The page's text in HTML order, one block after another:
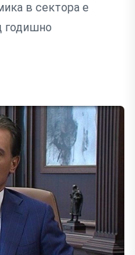
в сектора е
годишно